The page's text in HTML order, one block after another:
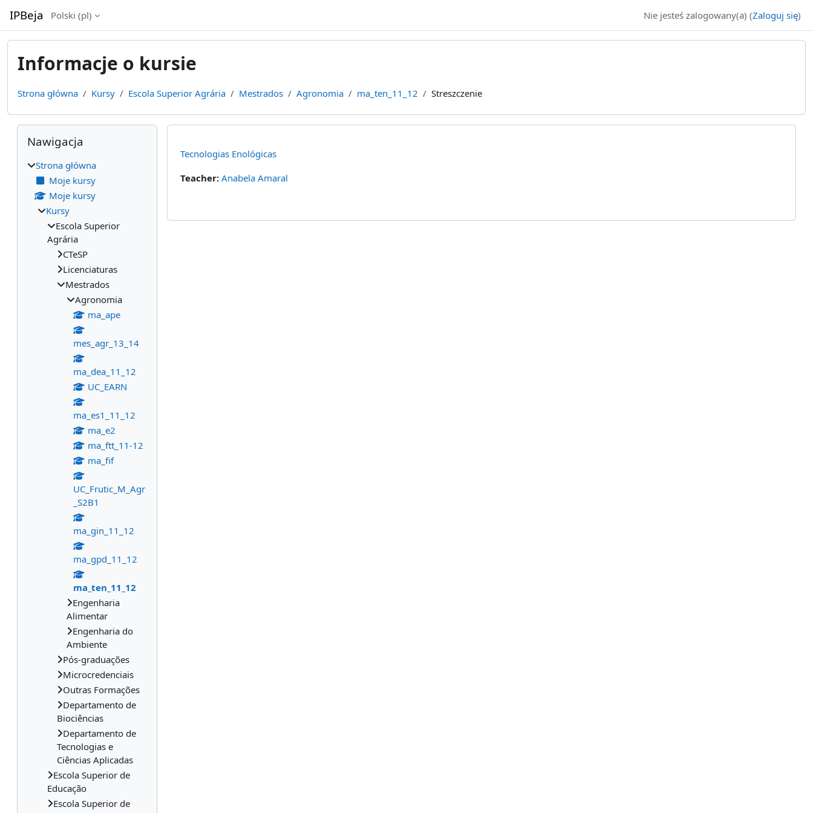
IPBeja Polski ‎(pl)‎ Nie jesteś zalogowany(a) (Zaloguj się)
Informacje o kursie
Strona główna Kursy Escola Superior Agrária Mestrados Agronomia ma_ten_11_12 Streszczenie
Tecnologias Enológicas
Teacher: Anabela Amaral
Bloki
Pomiń Nawigacja
Nawigacja
Strona główna
Moje kursy
Moje kursy
Kursy
Escola Superior
Agrária
CTeSP
Licenciaturas
Mestrados
Agronomia
ma_ape
mes_agr_13_14
ma_dea_11_12
UC_EARN
ma_es1_11_12
ma_e2
ma_ftt_11-12
ma_fif
UC_Frutic_M_Agr
_S2B1
ma_gin_11_12
ma_gpd_11_12
ma_ten_11_12
Engenharia
Alimentar
Engenharia do
Ambiente
Pós-graduações
Microcredenciais
Outras Formações
Departamento de
Biociências
Departamento de
Tecnologias e
Ciências Aplicadas
Escola Superior de
Educação
Escola Superior de